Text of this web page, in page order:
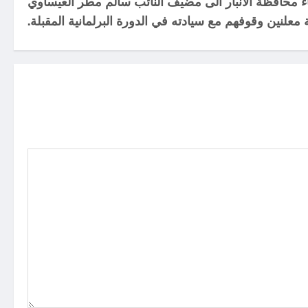
وقوفهم مع سيادته في الدورة البرلمانية المقبلة.